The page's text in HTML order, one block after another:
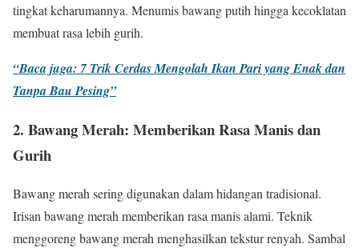
tingkat keharumannya. Menumis bawang putih hingga kecoklatan
membuat rasa lebih gurih.
“Baca juga: 7 Trik Cerdas Mengolah Ikan Pari yang Enak dan
Tanpa Bau Pesing”
2. Bawang Merah: Memberikan Rasa Manis dan
Gurih
Bawang merah sering digunakan dalam hidangan tradisional.
Irisan bawang merah memberikan rasa manis alami. Teknik
menggoreng bawang merah menghasilkan tekstur renyah. Sambal